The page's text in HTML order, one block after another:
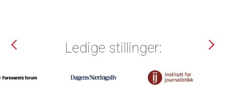
Ledige stillinger: